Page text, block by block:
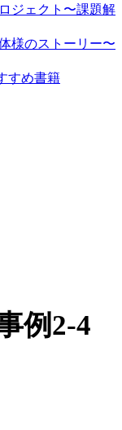
ジェクト〜課題解
様のストーリー〜
すめ書籍
例2-4